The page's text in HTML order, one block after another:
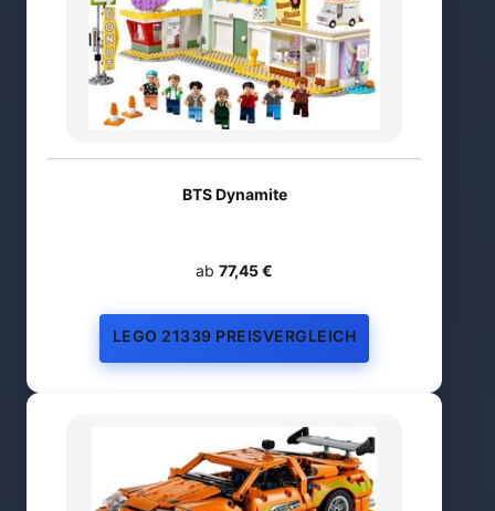
BTS Dynamite
ab 77,45 €
LEGO 21339 PREISVERGLEICH